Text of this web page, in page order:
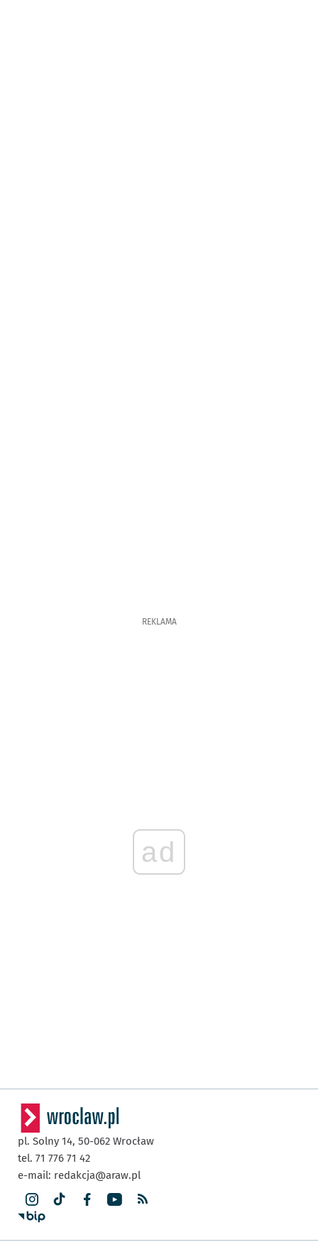
REKLAMA
ad
pl. Solny 14, 50-062 Wrocław
tel. 71 776 71 42
e-mail: redakcja@araw.pl